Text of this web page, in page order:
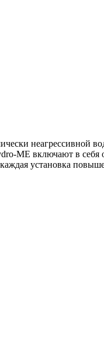
неагрессивной
ME включают в себя
установка